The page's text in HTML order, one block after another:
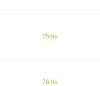
75ms
76ms